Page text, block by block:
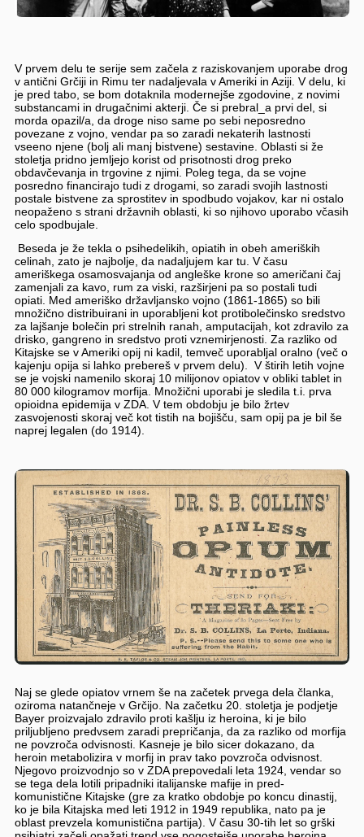
V prvem delu te serije sem začela z raziskovanjem uporabe drog
v antični Grčiji in Rimu ter nadaljevala v Ameriki in Aziji. V delu, ki
je pred tabo, se bom dotaknila modernejše zgodovine, z novimi
substancami in drugačnimi akterji. Če si prebral_a prvi del, si
morda opazil/a, da droge niso same po sebi neposredno
povezane z vojno, vendar pa so zaradi nekaterih lastnosti
vseeno njene (bolj ali manj bistvene) sestavine. Oblasti si že
stoletja pridno jemljejo korist od prisotnosti drog preko
obdavčevanja in trgovine z njimi. Poleg tega, da se vojne
posredno financirajo tudi z drogami, so zaradi svojih lastnosti
postale bistvene za sprostitev in spodbudo vojakov, kar ni ostalo
neopaženo s strani državnih oblasti, ki so njihovo uporabo včasih
celo spodbujale.
Beseda je že tekla o psihedelikih, opiatih in obeh ameriških
celinah, zato je najbolje, da nadaljujem kar tu. V času
ameriškega osamosvajanja od angleške krone so američani čaj
zamenjali za kavo, rum za viski, razširjeni pa so postali tudi
opiati. Med ameriško državljansko vojno (1861-1865) so bili
množično distribuirani in uporabljeni kot protibolečinsko sredstvo
za lajšanje bolečin pri strelnih ranah, amputacijah, kot zdravilo za
drisko, gangreno in sredstvo proti vznemirjenosti. Za razliko od
Kitajske se v Ameriki opij ni kadil, temveč uporabljal oralno (več o
kajenju opija si lahko prebereš v prvem delu). V štirih letih vojne
se je vojski namenilo skoraj 10 milijonov opiatov v obliki tablet in
80 000 kilogramov morfija. Množični uporabi je sledila t.i. prva
opioidna epidemija v ZDA. V tem obdobju je bilo žrtev
zasvojenosti skoraj več kot tistih na bojišču, sam opij pa je bil še
naprej legalen (do 1914).
Naj se glede opiatov vrnem še na začetek prvega dela članka,
oziroma natančneje v Grčijo. Na začetku 20. stoletja je podjetje
Bayer proizvajalo zdravilo proti kašlju iz heroina, ki je bilo
priljubljeno predvsem zaradi prepričanja, da za razliko od morfija
ne povzroča odvisnosti. Kasneje je bilo sicer dokazano, da
heroin metabolizira v morfij in prav tako povzroča odvisnost.
Njegovo proizvodnjo so v ZDA prepovedali leta 1924, vendar so
se tega dela lotili pripadniki italijanske mafije in pred-
komunistične Kitajske (gre za kratko obdobje po koncu dinastij,
ko je bila Kitajska med leti 1912 in 1949 republika, nato pa je
oblast prevzela komunistična partija). V času 30-tih let so grški